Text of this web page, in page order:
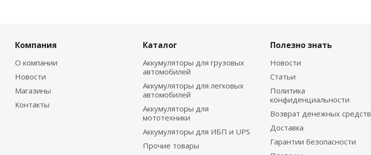
Компания
О компании
Новости
Магазины
Контакты
Каталог
Аккумуляторы для грузовых
автомобилей
Аккумуляторы для легковых
автомобилей
Аккумуляторы для
мототехники
Аккумуляторы для ИБП и UPS
Прочие товары
Полезно знать
Новости
Статьи
Политика
конфиденциальности
Возврат денежных средств
Доставка
Гарантии безопасности